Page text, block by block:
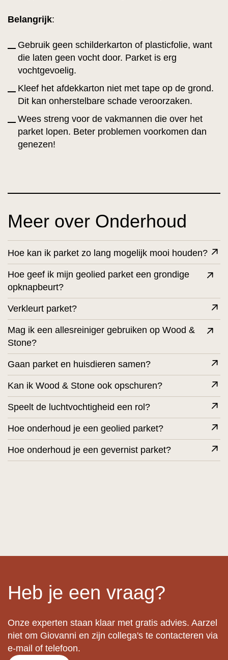
Belangrijk:
Gebruik geen schilderkarton of plasticfolie, want
die laten geen vocht door. Parket is erg
vochtgevoelig.
Kleef het afdekkarton niet met tape op de grond.
Dit kan onherstelbare schade veroorzaken.
Wees streng voor de vakmannen die over het
parket lopen. Beter problemen voorkomen dan
genezen!
Meer over Onderhoud
Hoe kan ik parket zo lang mogelijk mooi houden?
Hoe geef ik mijn geolied parket een grondige
opknapbeurt?
Verkleurt parket?
Mag ik een allesreiniger gebruiken op Wood &
Stone?
Gaan parket en huisdieren samen?
Kan ik Wood & Stone ook opschuren?
Speelt de luchtvochtigheid een rol?
Hoe onderhoud je een geolied parket?
Hoe onderhoud je een gevernist parket?
Heb je een vraag?
Onze experten staan klaar met gratis advies. Aarzel
niet om Giovanni en zijn collega's te contacteren via
e-mail of telefoon.